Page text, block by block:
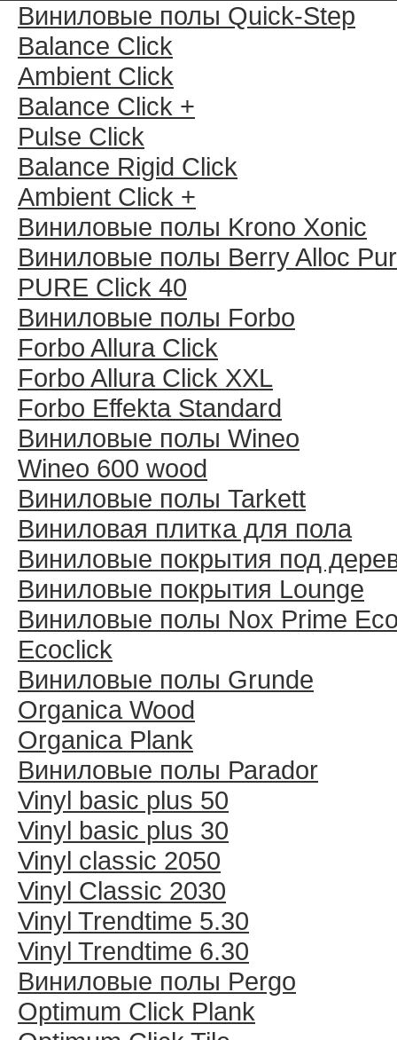
Виниловые полы Quick-Step
Balance Click
Ambient Click
Balance Click +
Pulse Click
Balance Rigid Click
Ambient Click +
Виниловые полы Krono Xonic
Виниловые полы Berry Alloc
PURE Click 40
Виниловые полы Forbo
Forbo Allura Click
Forbo Allura Click XXL
Forbo Effekta Standard
Виниловые полы Wineo
Wineo 600 wood
Виниловые полы Tarkett
Виниловая плитка для пола
Виниловые покрытия под
Виниловые покрытия Lounge
Виниловые полы Nox Prime
Ecoclick
Виниловые полы Grunde
Organica Wood
Organica Plank
Виниловые полы Раrador
Vinyl basic plus 50
Vinyl basic plus 30
Vinyl classic 2050
Vinyl Classic 2030
Vinyl Trendtime 5.30
Vinyl Trendtime 6.30
Виниловые полы Pergo
Optimum Click Plank